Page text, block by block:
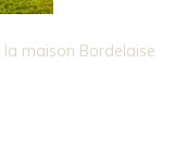
maison Bordelaise